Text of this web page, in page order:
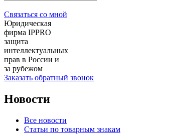
Связаться со мной
Юридическая
фирма IPPRO
защита
интеллектуальных
прав в России и
за рубежом
Заказать обратный звонок
Новости
Все новости
Статьи по товарным знакам